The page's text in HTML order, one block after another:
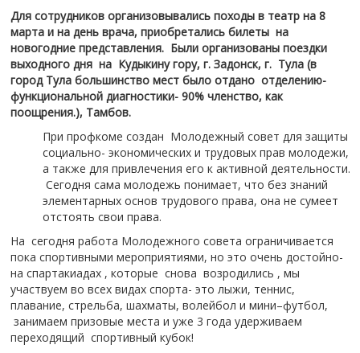
Для сотрудников организовывались походы в театр на 8
марта и на день врача, приобретались билеты на
новогодние представления. Были организованы поездки
выходного дня на Кудыкину гору, г. Задонск, г. Тула (в
город Тула большинство мест было отдано отделению-
функциональной диагностики- 90% членство, как
поощрения.), Тамбов.
При профкоме создан Молодежный совет для защиты
социально- экономических и трудовых прав молодежи,
а также для привлечения его к активной деятельности.
Сегодня сама молодежь понимает, что без знаний
элементарных основ трудового права, она не сумеет
отстоять свои права.
На сегодня работа Молодежного совета ограничивается
пока спортивными мероприятиями, но это очень достойно-
на спартакиадах , которые снова возродились , мы
участвуем во всех видах спорта- это лыжи, теннис,
плавание, стрельба, шахматы, волейбол и мини–футбол,
занимаем призовые места и уже 3 года удерживаем
переходящий спортивный кубок!